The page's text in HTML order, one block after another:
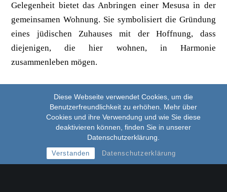
Diese Webseite verwendet Cookies, um die
Benutzerfreundlichkeit zu erhöhen. Mehr über
Cookies und ihre Verwendung und wie Sie diese
deaktivieren können, finden Sie in unserer
Datenschutzerklärung.
Verstanden Datenschutzerklärung
Gelegenheit bietet das Anbringen einer Mesusa in der
gemeinsamen Wohnung. Sie symbolisiert die Gründung
eines jüdischen Zuhauses mit der Hoffnung, dass
diejenigen, die hier wohnen, in Harmonie
zusammenleben mögen.
UNION PROGRESSIVER JUDEN